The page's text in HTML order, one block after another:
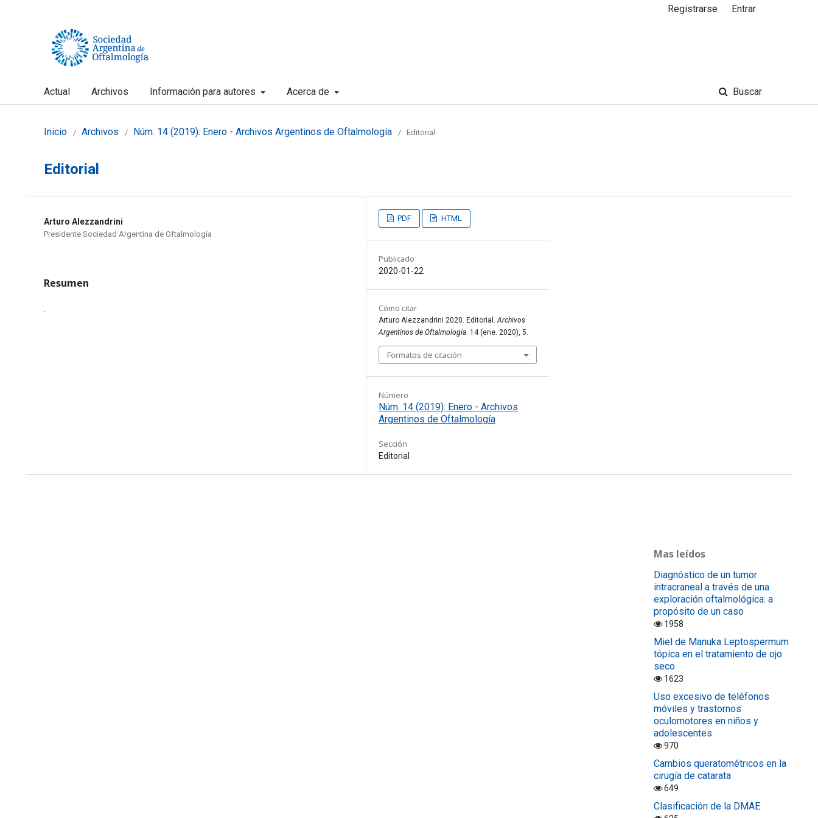
Actual Archivos Información para autores Acerca de Buscar
Registrarse Entrar
Inicio / Archivos / Núm. 14 (2019): Enero - Archivos Argentinos de Oftalmología / Editorial
Editorial
Arturo Alezzandrini
Presidente Sociedad Argentina de Oftalmología
Resumen
PDF HTML
Publicado
2020-01-22
Cómo citar
Arturo Alezzandrini 2020. Editorial.Archivos
Argentinos de Oftalmología. 14 (ene. 2020), 5.
Formatos de citación
Número
Núm. 14 (2019): Enero - Archivos
Argentinos de Oftalmología
Sección
Editorial
Mas leídos
Diagnóstico de un tumor
intracraneal a través de una
exploración oftalmológica: a
propósito de un caso
1958
Miel de Manuka Leptospermum
tópica en el tratamiento de ojo
seco
1623
Uso excesivo de teléfonos
móviles y trastornos
oculomotores en niños y
adolescentes
970
Cambios queratométricos en la
cirugía de catarata
649
Clasificación de la DMAE